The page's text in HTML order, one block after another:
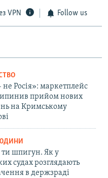
VPN Follow us
Росія»: маркетплейс
прийом нових
на Кримському
ти шпигун. Як у
судах розглядають
в держзраді